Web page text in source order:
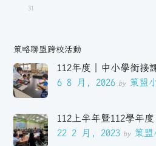
31
策略聯盟跨校活動
112年度｜中小學銜接
6 8 月, 2026 by 策盟
112上半年暨112學年
22 2 月, 2023 by 策盟